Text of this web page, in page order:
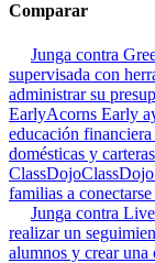
Comparar
Junga contra
supervisada con
administrar su
EarlyAcorns Early
educación financiera
domésticas y
ClassDojo
familias a
Junga contra
realizar un
alumnos y crear una